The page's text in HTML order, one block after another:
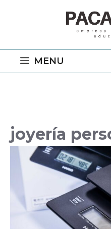
MENU
joyería